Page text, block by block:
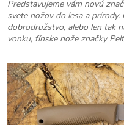
Predstavujeme vám novú
svete nožov do lesa a
dobrodružstvo, alebo len tak
vonku, fínske nože značky